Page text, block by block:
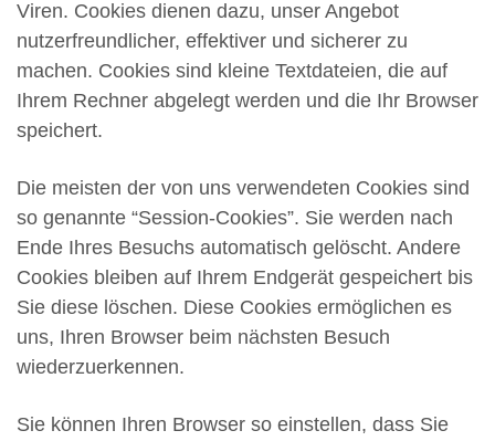
Viren. Cookies dienen dazu, unser Angebot
nutzerfreundlicher, effektiver und sicherer zu
machen. Cookies sind kleine Textdateien, die auf
Ihrem Rechner abgelegt werden und die Ihr Browser
speichert.
Die meisten der von uns verwendeten Cookies sind
so genannte “Session-Cookies”. Sie werden nach
Ende Ihres Besuchs automatisch gelöscht. Andere
Cookies bleiben auf Ihrem Endgerät gespeichert bis
Sie diese löschen. Diese Cookies ermöglichen es
uns, Ihren Browser beim nächsten Besuch
wiederzuerkennen.
Sie können Ihren Browser so einstellen, dass Sie